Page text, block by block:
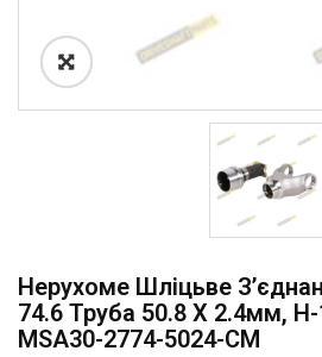
Нерухоме Шліцьве
74.6 Труба 50.8 X 2.4мм,
MSA30-2774-5024-CM